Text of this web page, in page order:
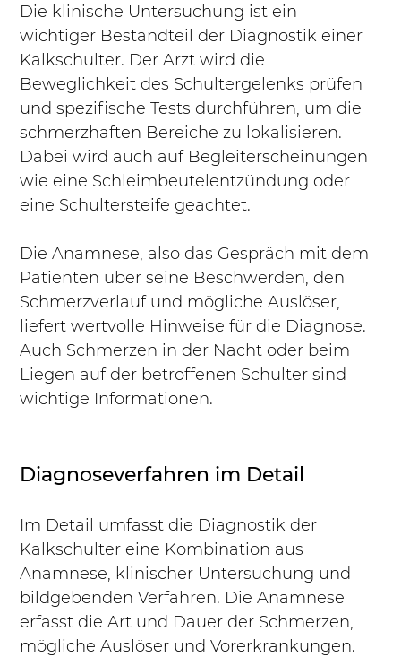
Die klinische Untersuchung ist ein
wichtiger Bestandteil der Diagnostik einer
Kalkschulter. Der Arzt wird die
Beweglichkeit des Schultergelenks prüfen
und spezifische Tests durchführen, um die
schmerzhaften Bereiche zu lokalisieren.
Dabei wird auch auf Begleiterscheinungen
wie eine Schleimbeutelentzündung oder
eine Schultersteife geachtet.
Die Anamnese, also das Gespräch mit dem
Patienten über seine Beschwerden, den
Schmerzverlauf und mögliche Auslöser,
liefert wertvolle Hinweise für die Diagnose.
Auch Schmerzen in der Nacht oder beim
Liegen auf der betroffenen Schulter sind
wichtige Informationen.
Diagnoseverfahren im Detail
Im Detail umfasst die Diagnostik der
Kalkschulter eine Kombination aus
Anamnese, klinischer Untersuchung und
bildgebenden Verfahren. Die Anamnese
erfasst die Art und Dauer der Schmerzen,
mögliche Auslöser und Vorerkrankungen.